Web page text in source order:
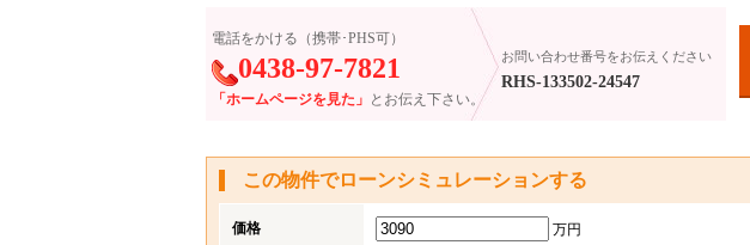
電話をかける（携帯･PHS可）
0438-97-7821
「ホームページを見た」 とお伝え下さい。
お問い合わせ番号をお伝えください
RHS-133502-24547
この物件でローンシミュレーションする
価格 万円